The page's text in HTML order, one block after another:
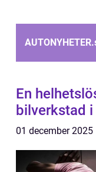
AUTONYHETER.
En
bilverkstad i
01 december 2025